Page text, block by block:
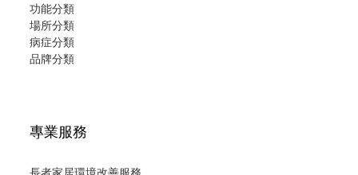
功能分類
場所分類
病症分類
品牌分類
專業服務